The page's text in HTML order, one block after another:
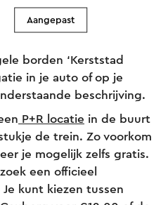
OV te komen. Heb je
dan met de auto te
borden ‘Kerststad
in je auto of op je
beschrijving.
P+R locatie in de buurt
de trein. Zo voorkom
je mogelijk zelfs gratis.
een officieel
kunt kiezen tussen
Aangepast